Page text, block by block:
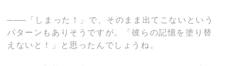
───「しまった！」で、そのまま出てこないという
パターンもありそうですが。「彼らの記憶を塗り替
えないと！」と思ったんでしょうね。